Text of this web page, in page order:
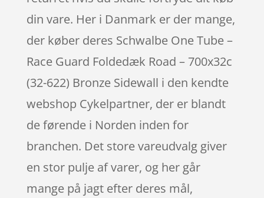
din vare. Her i Danmark er der mange,
der køber deres Schwalbe One Tube –
Race Guard Foldedæk Road – 700x32c
(32-622) Bronze Sidewall i den kendte
webshop Cykelpartner, der er blandt
de førende i Norden inden for
branchen. Det store vareudvalg giver
en stor pulje af varer, og her går
mange på jagt efter deres mål,